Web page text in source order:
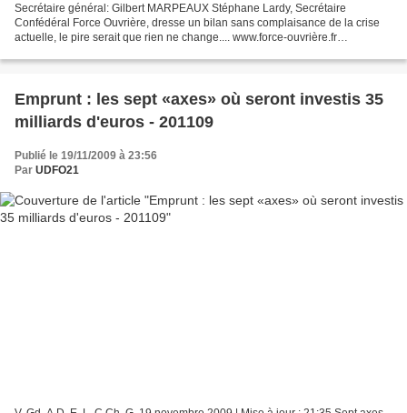
Secrétaire général: Gilbert MARPEAUX Stéphane Lardy, Secrétaire
Confédéral Force Ouvrière, dresse un bilan sans complaisance de la crise
actuelle, le pire serait que rien ne change.... www.force-ouvrière.fr
Emprunt : les sept «axes» où seront investis 35
milliards d'euros - 201109
Publié le 19/11/2009 à 23:56
Par UDFO21